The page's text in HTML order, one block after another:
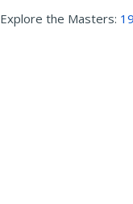
Explore the Masters: